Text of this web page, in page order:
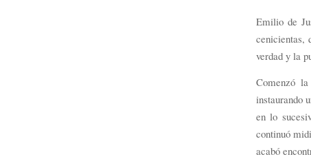
Emilio de
cenicientas,
verdad y la
Comenzó
instaurando
en lo
continuó
acabó